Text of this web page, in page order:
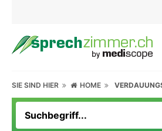
SIE SIND HIER HOME